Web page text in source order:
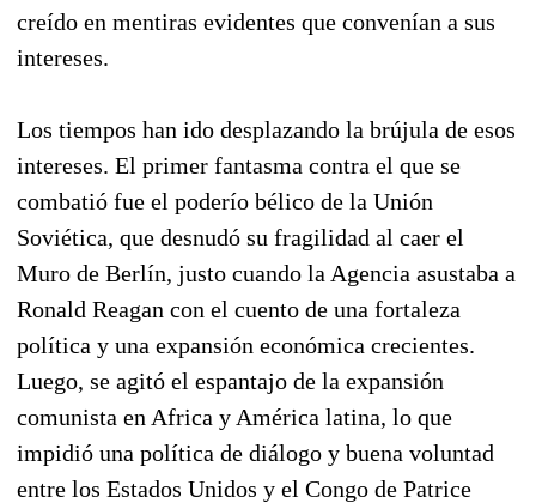
creído en mentiras evidentes que convenían a sus
intereses.
Los tiempos han ido desplazando la brújula de esos
intereses. El primer fantasma contra el que se
combatió fue el poderío bélico de la Unión
Soviética, que desnudó su fragilidad al caer el
Muro de Berlín, justo cuando la Agencia asustaba a
Ronald Reagan con el cuento de una fortaleza
política y una expansión económica crecientes.
Luego, se agitó el espantajo de la expansión
comunista en Africa y América latina, lo que
impidió una política de diálogo y buena voluntad
entre los Estados Unidos y el Congo de Patrice